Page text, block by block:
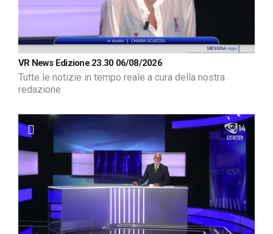
VR News Edizione 23.30 06/08/2026
Tutte le notizie in tempo reale a cura della nostra
redazione